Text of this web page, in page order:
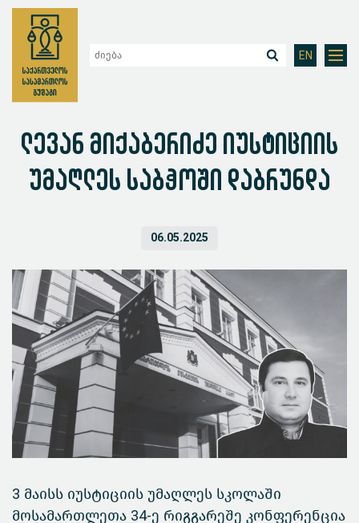
EN
ლევან მიქაბერიძე იუსტიციის
უმაღლეს საბჭოში დაბრუნდა
06.05.2025
3 მაისს იუსტიციის უმაღლეს სკოლაში
მოსამართლეთა 34-ე რიგგარეშე კონფერენცია